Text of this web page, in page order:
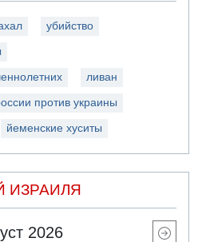
убийство
ливан
против украины
йеменские хуситы
ИЗРАИЛЯ
2026